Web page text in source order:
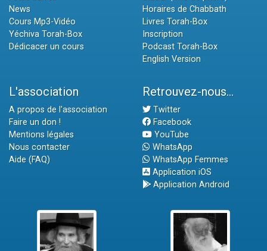
News
Cours Mp3-Vidéo
Yéchiva Torah-Box
Dédicacer un cours
Horaires de Chabbath
Livres Torah-Box
Inscription
Podcast Torah-Box
English Version
L'association
A propos de l'association
Faire un don !
Mentions légales
Nous contacter
Aide (FAQ)
Retrouvez-nous...
Twitter
Facebook
YouTube
WhatsApp
WhatsApp Femmes
Application iOS
Application Android